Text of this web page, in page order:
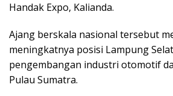
Handak Expo, Kalianda.
Ajang berskala nasional tersebut
meningkatnya posisi Lampung
pengembangan industri otomotif
Pulau Sumatra.